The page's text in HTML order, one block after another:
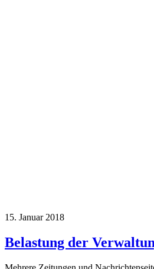
15. Januar 2018
Belastung der